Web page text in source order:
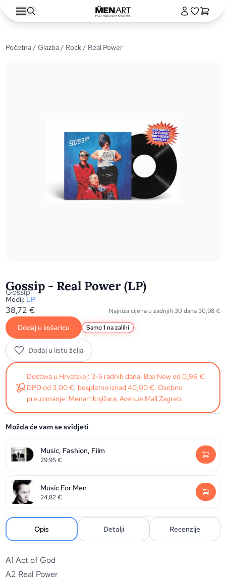
Početna/Glazba/ Rock/ Real Power
Gossip - Real Power (LP)
Gossip
Medij: LP
38,72€ Najniža cijena u zadnjih 30 dana30,98€
Dodaj u košaricu Samo 1 na zalihi
Dodaj u listu želja
Dostava u Hrvatskoj: 3-5 radnih dana. Box Now od 0,99 €,
DPD od 3,00 €, besplatno iznad 40,00 €. Osobno
preuzimanje: Menart knjižara, Avenue Mall Zagreb.
Možda će vam se svidjeti
Music, Fashion, Film
29,95€
Music For Men
24,82€
Opis Detalji Recenzije
A1 Act of God
A2 Real Power